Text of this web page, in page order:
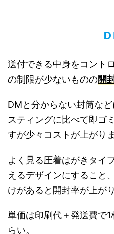
送付できる中身をコント
の制限が少ないものの開
DMと分からない封筒な
スティングに比べて即ゴ
すが少々コストが上がりま
よく見る圧着はがきタイ
えるデザインにすること
けがあると開封率が上が
単価は印刷代＋発送費で
らい。